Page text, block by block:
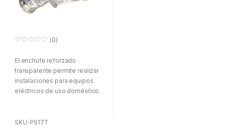
u
r
a
d
e
(0)
El enchufe reforzado
transparente permite realizar
instalaciones para equipos
eléctricos de uso doméstico.
SKU: P517T